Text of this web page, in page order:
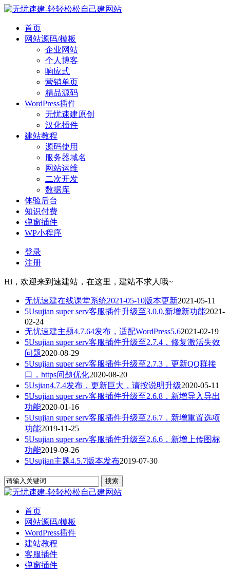
首页
网站源码/模板
企业网站
个人博客
响应式
营销单页
精品源码
WordPress插件
无忧速建原创
汉化插件
建站教程
源码使用
服务器域名
网站运维
二次开发
数据库
体验后台
知识付费
弹窗插件
WP小程序
登录
注册
Hi，欢迎来到速建站，在这里，建站不求人哦~
无忧速建在线课堂系统2021-05-10版本更新2021-05-11
5Usujian super serv客服插件升级至3.0.0,新增新功能2021-
02-24
无忧速建主题4.7.64发布，适配WordPress5.62021-02-19
5Usujian super serv客服插件升级至2.7.4，修复激活失效
问题2020-08-29
5Usujian super serv客服插件升级至2.7.3，更新QQ群接
口，https问题优化2020-08-20
5Usjian4.7.4发布，更新巨大，请按说明升级2020-05-11
5Usujian super serv客服插件升级至2.6.8，新增导入导出
功能2020-01-16
5Usujian super serv客服插件升级至2.6.7，新增重置选项
功能2019-11-25
5Usujian super serv客服插件升级至2.6.6，新增上传图标
功能2019-09-26
5Usujian主题4.5.7版本发布2019-07-30
首页
网站源码/模板
WordPress插件
建站教程
客服插件
弹窗插件